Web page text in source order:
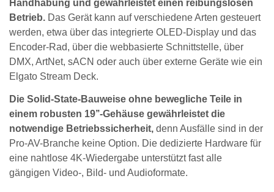
Handhabung und gewährleistet einen reibungslosen
Betrieb. Das Gerät kann auf verschiedene Arten gesteuert
werden, etwa über das integrierte OLED-Display und das
Encoder-Rad, über die webbasierte Schnittstelle, über
DMX, ArtNet, sACN oder auch über externe Geräte wie ein
Elgato Stream Deck.
Die Solid-State-Bauweise ohne bewegliche Teile in
einem robusten 19’’-Gehäuse gewährleistet die
notwendige Betriebssicherheit, denn Ausfälle sind in der
Pro-AV-Branche keine Option. Die dedizierte Hardware für
eine nahtlose 4K-Wiedergabe unterstützt fast alle
gängigen Video-, Bild- und Audioformate.